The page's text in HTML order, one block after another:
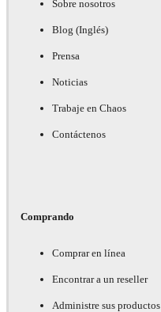
Sobre nosotros
Blog (Inglés)
Prensa
Noticias
Trabaje en Chaos
Contáctenos
Comprando
Comprar en línea
Encontrar a un reseller
Administre sus productos